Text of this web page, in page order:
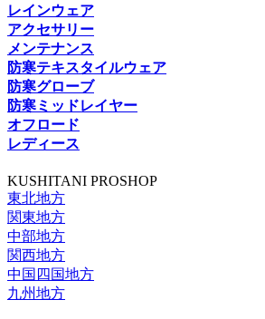
レインウェア
アクセサリー
メンテナンス
防寒テキスタイルウェア
防寒グローブ
防寒ミッドレイヤー
オフロード
レディース
KUSHITANI PROSHOP
東北地方
関東地方
中部地方
関西地方
中国四国地方
九州地方